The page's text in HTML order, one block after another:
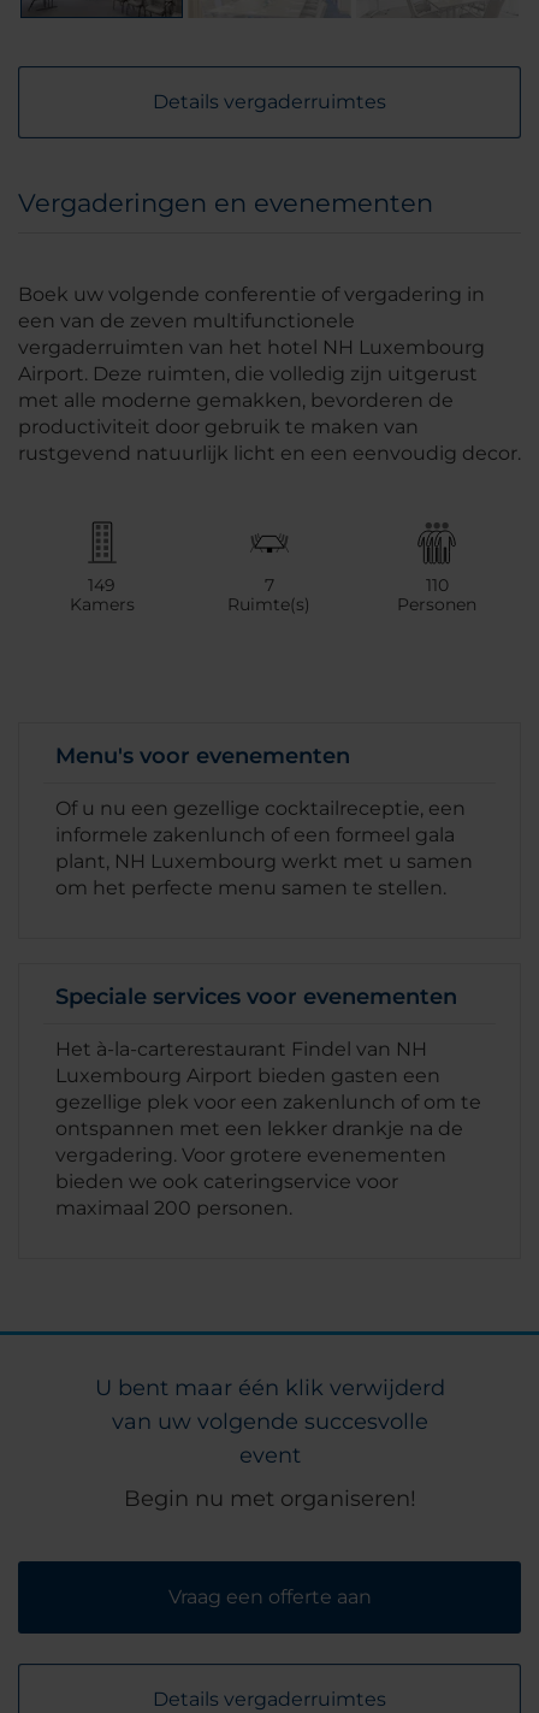
Details vergaderruimtes
Vergaderingen en evenementen
Boek uw volgende conferentie of vergadering in
een van de zeven multifunctionele
vergaderruimten van het hotel NH Luxembourg
Airport. Deze ruimten, die volledig zijn uitgerust
met alle moderne gemakken, bevorderen de
productiviteit door gebruik te maken van
rustgevend natuurlijk licht en een eenvoudig decor.
149
Kamers
7
Ruimte(s)
110
Personen
Menu's voor evenementen
Of u nu een gezellige cocktailreceptie, een
informele zakenlunch of een formeel gala
plant, NH Luxembourg werkt met u samen
om het perfecte menu samen te stellen.
Speciale services voor evenementen
Het à-la-carterestaurant Findel van NH
Luxembourg Airport bieden gasten een
gezellige plek voor een zakenlunch of om te
ontspannen met een lekker drankje na de
vergadering. Voor grotere evenementen
bieden we ook cateringservice voor
maximaal 200 personen.
U bent maar één klik verwijderd
van uw volgende succesvolle
event
Begin nu met organiseren!
Vraag een offerte aan
Details vergaderruimtes